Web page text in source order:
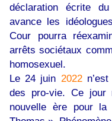
déclaration écrite
avance les
Cour pourra
arrêts sociétaux
homosexuel.
Le 24 juin 2022n’est
des pro-vie. Ce jour
nouvelle ère pour